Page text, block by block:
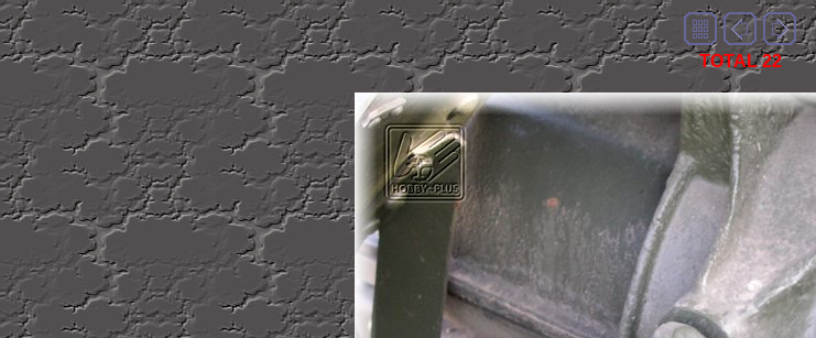
TOTAL 22